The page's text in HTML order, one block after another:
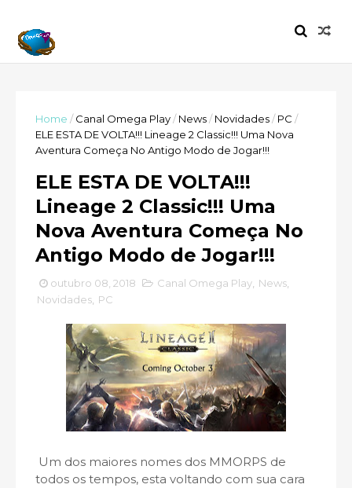
Home / Canal Omega Play/ News/ Novidades/ PC /
ELE ESTA DE VOLTA!!! Lineage 2 Classic!!! Uma Nova
Aventura Começa No Antigo Modo de Jogar!!!
ELE ESTA DE VOLTA!!!
Lineage 2 Classic!!! Uma
Nova Aventura Começa No
Antigo Modo de Jogar!!!
outubro 08, 2018 Canal Omega Play News
Novidades PC
Um dos maiores nomes dos MMORPS de
todos os tempos, esta voltando com sua cara